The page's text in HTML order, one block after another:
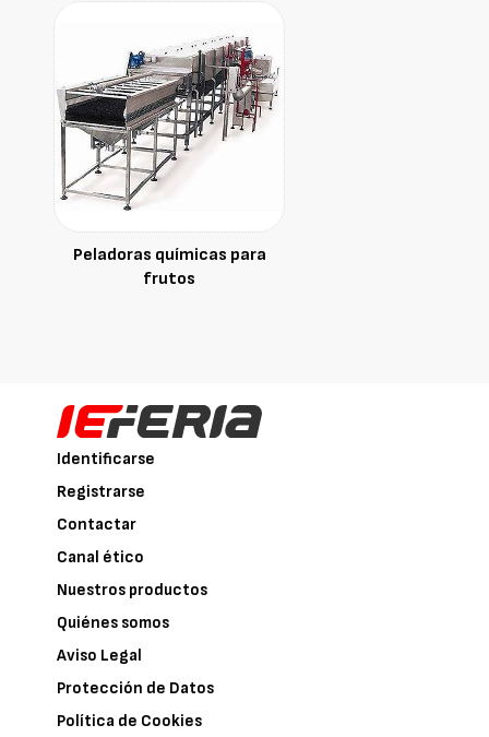
Peladoras químicas para
frutos
Identificarse
Registrarse
Contactar
Canal ético
Nuestros productos
Quiénes somos
Aviso Legal
Protección de Datos
Política de Cookies